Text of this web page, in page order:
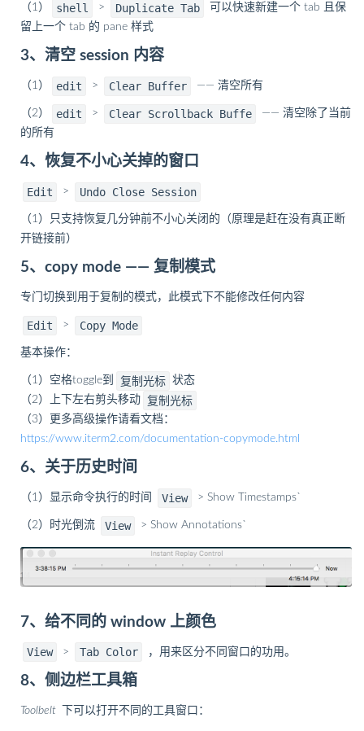
（1） shell > Duplicate Tab
可以快速新建一个 tab 且保
留上一个 tab 的 pane 样式
3、清空 session 内容
（1） edit > Clear Buffer —— 清空所有
（2） edit > Clear Scrollback Buffe
—— 清空除了当前
的所有
4、恢复不小心关掉的窗口
Edit > Undo Close Session
（1）只支持恢复几分钟前不小心关闭的（原理是赶在没有真正断
开链接前）
5、copy mode —— 复制模式
专门切换到用于复制的模式，此模式下不能修改任何内容
Edit > Copy Mode
基本操作：
（1）空格toggle到 复制光标 状态
（2）上下左右剪头移动 复制光标
（3）更多高级操作请看文档：
https://www.iterm2.com/documentation-copymode.html
6、关于历史时间
（1）显示命令执行的时间 View > Show Timestamps`
（2）时光倒流 View > Show Annotations`
7、给不同的 window 上颜色
View > Tab Color ，用来区分不同窗口的功用。
8、侧边栏工具箱
Toolbelt 下可以打开不同的工具窗口：